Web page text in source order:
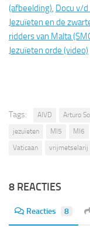
(afbeelding), Docu v/
Jezuïeten en de
ridders van Malta
Jezuïeten orde (video)
Tags: AIVD Arturo
jezuïeten
MI5 MI6
Vaticaan
vrijmetselarij
8 REACTIES
Reacties 8